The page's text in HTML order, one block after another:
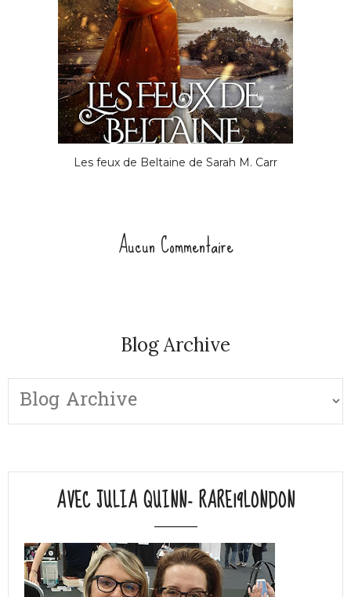
Les feux de Beltaine de Sarah M. Carr
Aucun Commentaire
Blog Archive
AVEC JULIA QUINN- RARE19LONDON